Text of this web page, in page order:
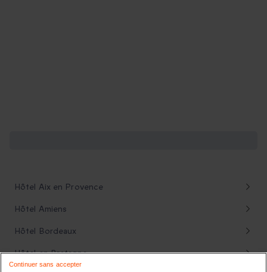
Hôtel Aix en Provence
Hôtel Amiens
Hôtel Bordeaux
Hôtel en Bretagne
Continuer sans accepter